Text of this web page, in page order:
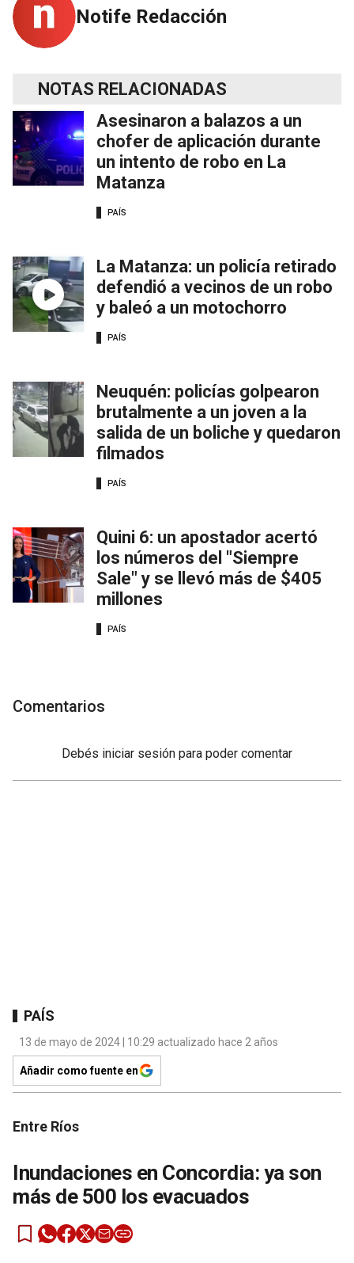
Notife Redacción
NOTAS RELACIONADAS
Asesinaron a balazos a un
chofer de aplicación durante
un intento de robo en La
Matanza
PAÍS
La Matanza: un policía retirado
defendió a vecinos de un robo
y baleó a un motochorro
PAÍS
Neuquén: policías golpearon
brutalmente a un joven a la
salida de un boliche y quedaron
filmados
PAÍS
Quini 6: un apostador acertó
los números del "Siempre
Sale" y se llevó más de $405
millones
PAÍS
Comentarios
Debés iniciar sesión para poder comentar
PAÍS
13 de mayo de 2024 | 10:29 actualizado hace 2 años
Añadir como fuente en
Entre Ríos
Inundaciones en Concordia: ya son
más de 500 los evacuados